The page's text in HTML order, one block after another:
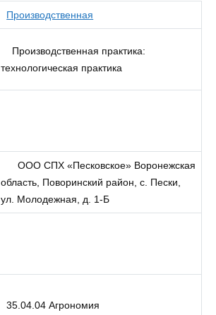
Производственная
Производственная практика:
технологическая практика
ООО СПХ «Песковское» Воронежская
область, Поворинский район, с. Пески,
ул. Молодежная, д. 1-Б
35.04.04 Агрономия